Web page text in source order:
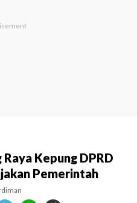
Kepung DPRD
Pemerintah